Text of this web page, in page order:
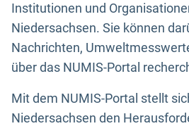
Institutionen und
Niedersachsen. Sie können
Nachrichten,
über das NUMIS-Portal
Mit dem NUMIS-Portal stellt
Niedersachsen den